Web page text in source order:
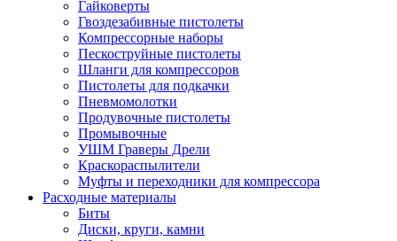
Гайковерты
Гвоздезабивные пистолеты
Компрессорные наборы
Пескоструйные пистолеты
Шланги для компрессоров
Пистолеты для подкачки
Пневмомолотки
Продувочные пистолеты
Промывочные
УШМ Граверы Дрели
Краскораспылители
Муфты и переходники для компрессора
Расходные материалы
Биты
Диски, круги, камни